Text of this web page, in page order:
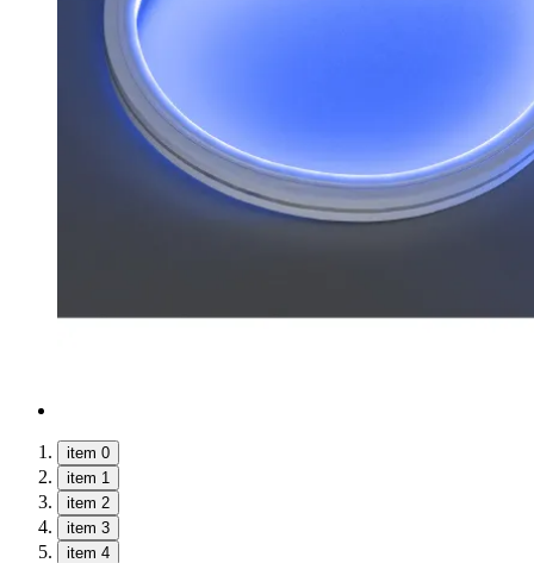
item 0
item 1
item 2
item 3
item 4